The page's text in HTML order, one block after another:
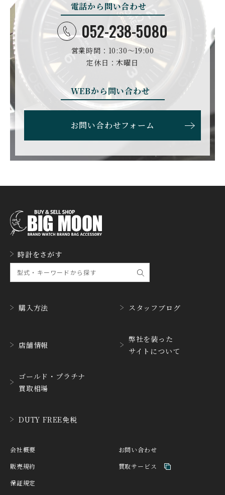
DANIEL ROTH
ダニエル・ロート
DAVOSA
ダボサ
DUBEY&SCHALDENBR
ダービー&シャルデンブラ
E.C.W
ヨーロピアン・カンパニ
ー・ウォッチ
EBERHARD
エベラール
EDOX
エドックス
F.P.ジュルヌ
ファーブル・ルーバ フォルティス
FRANCK MULLER NT
GERALD GENTA
ジェラルド・ジェンタ
GLASHUTTE ORIGINA
L
グラスヒュッテ・オリジ
ナル
グッチ
HARRY WINSTON
HEINRICH-GEISEN
ハインリッヒ ガイセン
HORAE
ホライ
IKEPOD INCIPIO
電話から問い合わせ
052-238-5080
営業時間：10:30〜19:00
定休日：木曜日
WEBから問い合わせ
お問い合わせフォーム
時計をさがす
購入方法
店舗情報
ゴールド・プラチナ
買取相場
DUTY FREE免税
スタッフブログ
弊社を装った
サイトについて
会社概要
販売規約
保証規定
お問い合わせ
買取サービス